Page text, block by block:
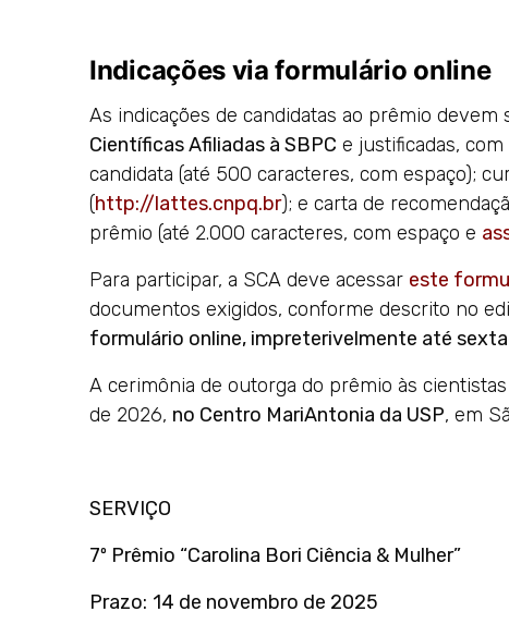
Indicações via formulário online
As indicações de candidatas ao prêmio
Científicas Afiliadas à SBPC e justificadas,
candidata (até 500 caracteres, com espaço);
(http://lattes.cnpq.br); e carta de
prêmio (até 2.000 caracteres, com espaço e
Para participar, a SCA deve acessar este
documentos exigidos, conforme descrito no
formulário online, impreterivelmente até
A cerimônia de outorga do prêmio às
de 2026, no Centro MariAntonia da USP, em
SERVIÇO
7º Prêmio “Carolina Bori Ciência & Mulher”
Prazo: 14 de novembro de 2025